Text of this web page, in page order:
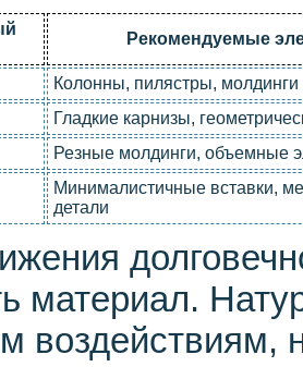
Рекомендуемые
Колонны, пилястры, молдинги
Гладкие карнизы,
Резные молдинги, объемные
Минималистичные вставки,
детали
материал.
воздействиям,